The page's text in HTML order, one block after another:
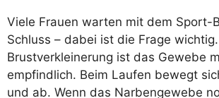
Viele Frauen warten mit dem Sport-
Schluss – dabei ist die Frage
Brustverkleinerung ist das Gewebe
empfindlich. Beim Laufen bewegt
und ab. Wenn das Narbengewebe